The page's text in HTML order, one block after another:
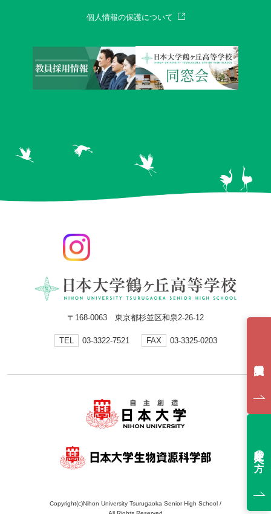
受験生の方へ
個人情報の保護について
〒168-0063 東京都杉並区和泉2-26-12
TEL 03-3322-7521 FAX 03-3325-0203
Copyright(c)Nihon University Tsurugaoka Senior High School /